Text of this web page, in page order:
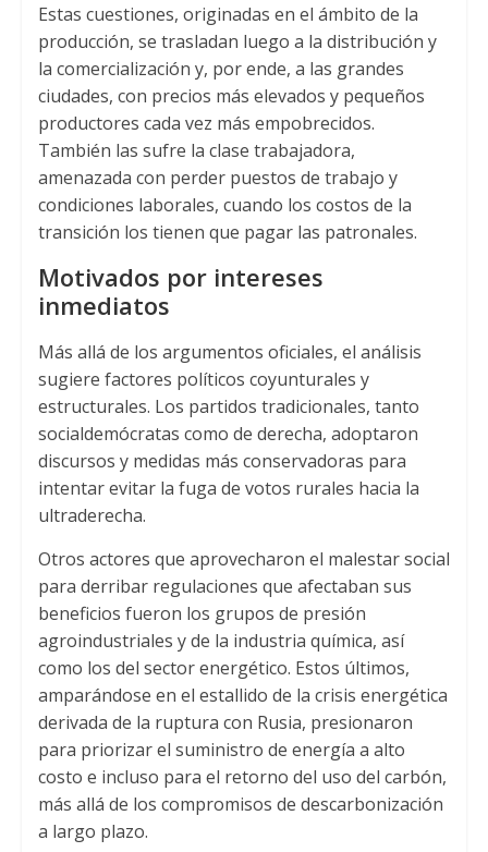
Estas cuestiones, originadas en el ámbito de la
producción, se trasladan luego a la distribución y
la comercialización y, por ende, a las grandes
ciudades, con precios más elevados y pequeños
productores cada vez más empobrecidos.
También las sufre la clase trabajadora,
amenazada con perder puestos de trabajo y
condiciones laborales, cuando los costos de la
transición los tienen que pagar las patronales.
Motivados por intereses
inmediatos
Más allá de los argumentos oficiales, el análisis
sugiere factores políticos coyunturales y
estructurales. Los partidos tradicionales, tanto
socialdemócratas como de derecha, adoptaron
discursos y medidas más conservadoras para
intentar evitar la fuga de votos rurales hacia la
ultraderecha.
Otros actores que aprovecharon el malestar social
para derribar regulaciones que afectaban sus
beneficios fueron los grupos de presión
agroindustriales y de la industria química, así
como los del sector energético. Estos últimos,
amparándose en el estallido de la crisis energética
derivada de la ruptura con Rusia, presionaron
para priorizar el suministro de energía a alto
costo e incluso para el retorno del uso del carbón,
más allá de los compromisos de descarbonización
a largo plazo.